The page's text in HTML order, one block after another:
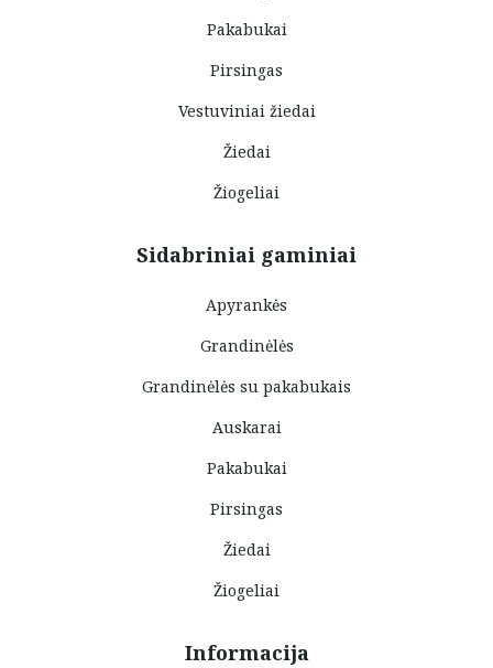
Pakabukai
Pirsingas
Vestuviniai žiedai
Žiedai
Žiogeliai
Sidabriniai gaminiai
Apyrankės
Grandinėlės
Grandinėlės su pakabukais
Auskarai
Pakabukai
Pirsingas
Žiedai
Žiogeliai
Informacija